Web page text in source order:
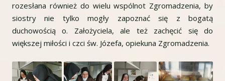
rozesłana również do wielu wspólnot Zgromadzenia, by
siostry nie tylko mogły zapoznać się z bogatą
duchowością o. Założyciela, ale też zachęcić się do
większej miłości i czci św. Józefa, opiekuna Zgromadzenia.